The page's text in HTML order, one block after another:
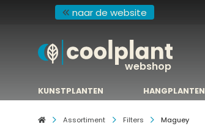
naar de website
webshop
KUNSTPLANTEN HANGPLANTEN
KUNSTPLANTEN HANGPLANTEN
Assortiment Filters Maguey